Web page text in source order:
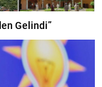
Gelindi”